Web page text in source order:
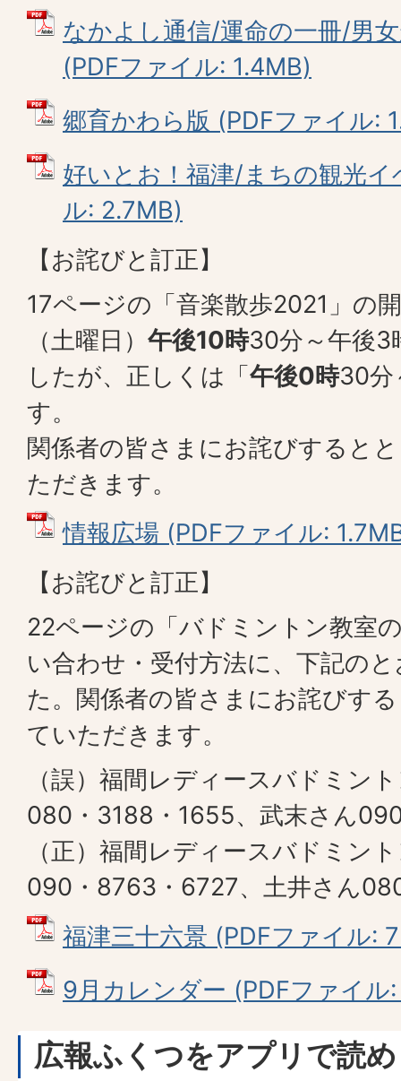
なかよし通信/運命の一冊/男
(PDFファイル: 1.4MB)
郷育かわら版 (PDFファイル:
好いとお！福津/まちの観光
ル: 2.7MB)
【お詫びと訂正】
17ページの「音楽散歩2021」の
（土曜日） 午後10時30分～午後3
したが、正しくは「 午後0時30分
す。
関係者の皆さまにお詫びすると
ただきます。
情報広場 (PDFファイル:
【お詫びと訂正】
22ページの「バドミントン教室
い合わせ・受付方法に、下記の
た。関係者の皆さまにお詫びす
ていただきます。
（誤）福間レディースバドミン
080・3188・1655、武末さん
（正）福間レディースバドミン
090・8763・6727、土井さん
福津三十六景 (PDFファイル:
9月カレンダー (PDFファイル
広報ふくつをアプリで読